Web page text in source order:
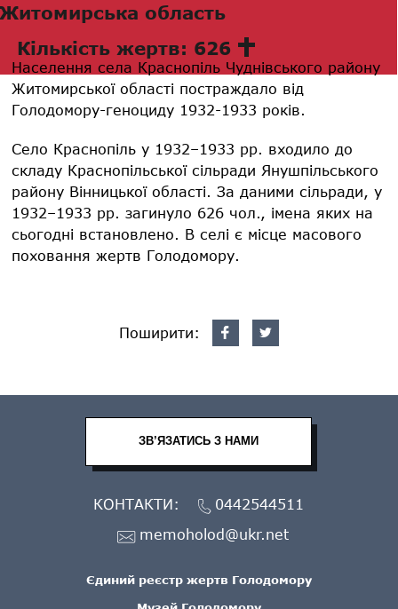
Житомирська область
Кількість жертв: 626
Населення села Краснопіль Чуднівського району
Житомирської області постраждало від
Голодомору-геноциду 1932-1933 років.
Село Краснопіль у 1932–1933 рр. входило до
складу Краснопільської сільради Янушпільського
району Вінницької області. За даними сільради, у
1932–1933 рр. загинуло 626 чол., імена яких на
сьогодні встановлено. В селі є місце масового
поховання жертв Голодомору.
Поширити:
Єдиний реєстр жертв Голодомору
ЗВ’ЯЗАТИСЬ З НАМИ
КОНТАКТИ:
0442544511
memoholod@ukr.net